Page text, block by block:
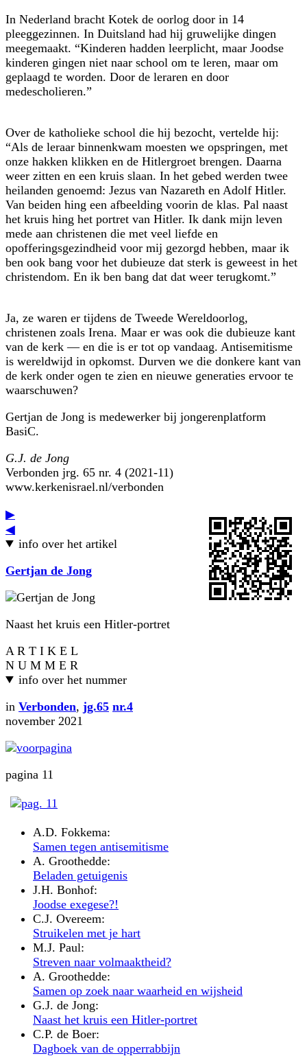
In Nederland bracht Kotek de oorlog door in 14
pleeggezinnen. In Duitsland had hij gruwelijke dingen
meegemaakt. “Kinderen hadden leerplicht, maar Joodse
kinderen gingen niet naar school om te leren, maar om
geplaagd te worden. Door de leraren en door
medescholieren.”
Over de katholieke school die hij bezocht, vertelde hij:
“Als de leraar binnenkwam moesten we opspringen, met
onze hakken klikken en de Hitlergroet brengen. Daarna
weer zitten en een kruis slaan. In het gebed werden twee
heilanden genoemd: Jezus van Nazareth en Adolf Hitler.
Van beiden hing een afbeelding voorin de klas. Pal naast
het kruis hing het portret van Hitler. Ik dank mijn leven
mede aan christenen die met veel liefde en
opofferingsgezindheid voor mij gezorgd hebben, maar ik
ben ook bang voor het dubieuze dat sterk is geweest in het
christendom. En ik ben bang dat dat weer terugkomt.”
Ja, ze waren er tijdens de Tweede Wereldoorlog,
christenen zoals Irena. Maar er was ook die dubieuze kant
van de kerk — en die is er tot op vandaag. Antisemitisme
is wereldwijd in opkomst. Durven we die donkere kant van
de kerk onder ogen te zien en nieuwe generaties ervoor te
waarschuwen?
Gertjan de Jong is medewerker bij jongerenplatform
BasiC.
G.J. de Jong
Verbonden jrg. 65 nr. 4 (2021-11)
www.kerkenisrael.nl/verbonden
▶
◀
info over het artikel
Gertjan de Jong
Naast het kruis een Hitler-portret
A R T I K E L
N U M M E R
info over het nummer
in Verbonden, jg.65 nr.4
november 2021
pagina 11
A.D. Fokkema:
Samen tegen antisemitisme
A. Groothedde:
Beladen getuigenis
J.H. Bonhof:
Joodse exegese?!
C.J. Overeem:
Struikelen met je hart
M.J. Paul:
Streven naar volmaaktheid?
A. Groothedde:
Samen op zoek naar waarheid en wijsheid
G.J. de Jong:
Naast het kruis een Hitler-portret
C.P. de Boer:
Dagboek van de opperrabbijn